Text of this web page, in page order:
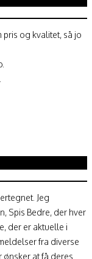
og kvalitet, så jo
Jeg
Spis Bedre, der hver
der er aktuelle i
fra diverse
at få deres